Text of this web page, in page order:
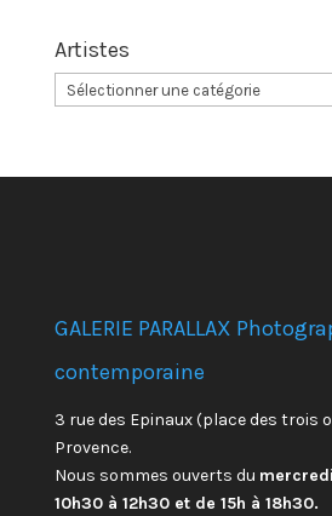
Artistes
GALERIE PARALLAX
contemporaine
3 rue des Epinaux (place des trois
Provence.
Nous sommes ouverts du
10h30 à 12h30 et de 15h à 18h30.